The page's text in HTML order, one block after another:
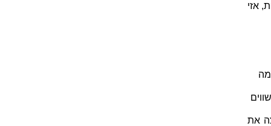
אזי
את